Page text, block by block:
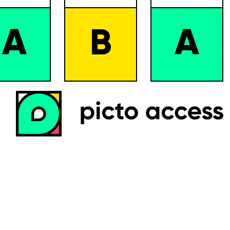
A B A